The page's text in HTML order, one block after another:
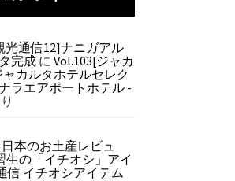
光通信12]ナニガアル
完成 に Vol.103[ジャカ
カルタホテルセレク
ラエアポートホテル -
本のお土産レビュ
生の「イチオシ」アイ
信 イチオシアイテム